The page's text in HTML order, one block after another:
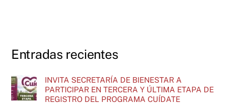
Entradas recientes
INVITA SECRETARÍA DE BIENESTAR A
PARTICIPAR EN TERCERA Y ÚLTIMA ETAPA DE
REGISTRO DEL PROGRAMA CUÍDATE